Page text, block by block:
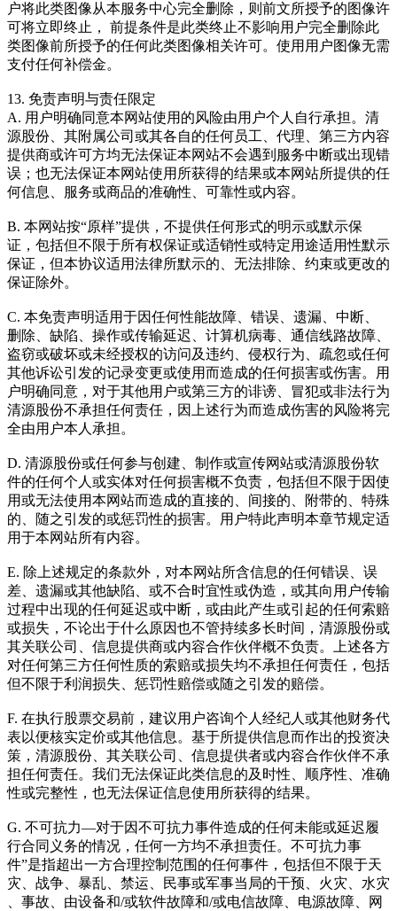
户将此类图像从本服务中心完全删除，则前文所授予的图像许
可将立即终止， 前提条件是此类终止不影响用户完全删除此
类图像前所授予的任何此类图像相关许可。使用用户图像无需
支付任何补偿金。
13. 免责声明与责任限定
A. 用户明确同意本网站使用的风险由用户个人自行承担。清
源股份、其附属公司或其各自的任何员工、代理、第三方内容
提供商或许可方均无法保证本网站不会遇到服务中断或出现错
误；也无法保证本网站使用所获得的结果或本网站所提供的任
何信息、服务或商品的准确性、可靠性或内容。
B. 本网站按“原样”提供，不提供任何形式的明示或默示保
证，包括但不限于所有权保证或适销性或特定用途适用性默示
保证，但本协议适用法律所默示的、无法排除、约束或更改的
保证除外。
C. 本免责声明适用于因任何性能故障、错误、遗漏、中断、
删除、缺陷、操作或传输延迟、计算机病毒、通信线路故障、
盗窃或破坏或未经授权的访问及违约、侵权行为、疏忽或任何
其他诉讼引发的记录变更或使用而造成的任何损害或伤害。用
户明确同意，对于其他用户或第三方的诽谤、冒犯或非法行为
清源股份不承担任何责任，因上述行为而造成伤害的风险将完
全由用户本人承担。
D. 清源股份或任何参与创建、制作或宣传网站或清源股份软
件的任何个人或实体对任何损害概不负责，包括但不限于因使
用或无法使用本网站而造成的直接的、间接的、附带的、特殊
的、随之引发的或惩罚性的损害。用户特此声明本章节规定适
用于本网站所有内容。
E. 除上述规定的条款外，对本网站所含信息的任何错误、误
差、遗漏或其他缺陷、或不合时宜性或伪造，或其向用户传输
过程中出现的任何延迟或中断，或由此产生或引起的任何索赔
或损失，不论出于什么原因也不管持续多长时间，清源股份或
其关联公司、信息提供商或内容合作伙伴概不负责。上述各方
对任何第三方任何性质的索赔或损失均不承担任何责任，包括
但不限于利润损失、惩罚性赔偿或随之引发的赔偿。
F. 在执行股票交易前，建议用户咨询个人经纪人或其他财务代
表以便核实定价或其他信息。基于所提供信息而作出的投资决
策，清源股份、其关联公司、信息提供者或内容合作伙伴不承
担任何责任。我们无法保证此类信息的及时性、顺序性、准确
性或完整性，也无法保证信息使用所获得的结果。
G. 不可抗力—对于因不可抗力事件造成的任何未能或延迟履
行合同义务的情况，任何一方均不承担责任。不可抗力事
件”是指超出一方合理控制范围的任何事件，包括但不限于天
灾、战争、暴乱、禁运、民事或军事当局的干预、火灾、水灾
、事故、由设备和/或软件故障和/或电信故障、电源故障、网